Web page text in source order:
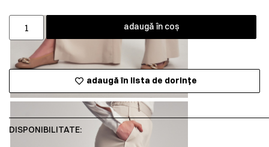
adaugă în coș
adaugă în lista de dorințe
DISPONIBILITATE: